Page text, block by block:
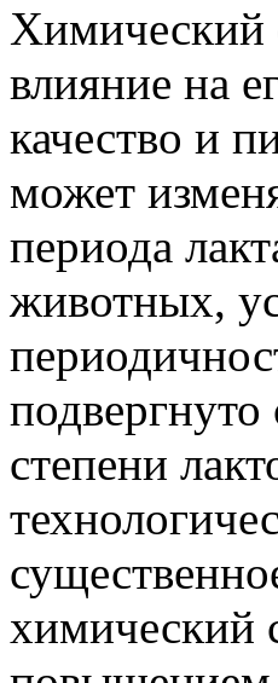
Химический
влияние на
качество и
может
периода
животных,
степени
химический